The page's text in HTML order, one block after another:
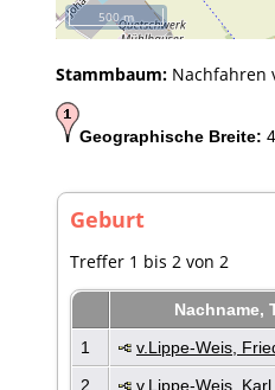
500 m
Stammbaum: Nachfahren
Geographische Breite:
Geburt
Treffer 1 bis 2 von 2
Nachname,
1
v.Lippe-Weis,
2
v.Lippe-Weis,